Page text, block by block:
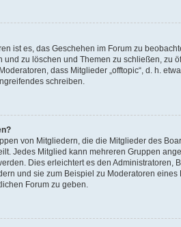
ist es, das Geschehen im Forum zu
und zu löschen und Themen zu schließen, zu
dass Mitglieder „offtopic“, d. h.
schreiben.
von Mitgliedern, die die Mitglieder des
Jedes Mitglied kann mehreren Gruppen
Dies erleichtert es den Administratoren,
und sie zum Beispiel zu Moderatoren
Forum zu geben.